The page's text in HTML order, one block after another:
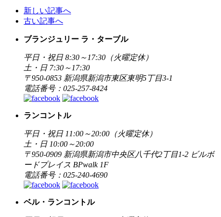
新しい記事へ
古い記事へ
ブランジュリー ラ・ターブル
平日・祝日 8:30～17:30（火曜定休）
土・日 7:30～17:30
〒950-0853 新潟県新潟市東区東明5丁目3-1
電話番号：025-257-8424
ランコントル
平日・祝日 11:00～20:00（火曜定休）
土・日 10:00～20:00
〒950-0909 新潟県新潟市中央区八千代2丁目1-2 ビルボ
ードプレイス BPwalk 1F
電話番号：025-240-4690
ベル・ランコントル